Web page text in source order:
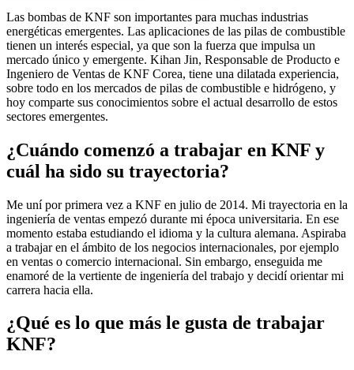
Las bombas de KNF son importantes para muchas industrias
energéticas emergentes. Las aplicaciones de las pilas de combustible
tienen un interés especial, ya que son la fuerza que impulsa un
mercado único y emergente. Kihan Jin, Responsable de Producto e
Ingeniero de Ventas de KNF Corea, tiene una dilatada experiencia,
sobre todo en los mercados de pilas de combustible e hidrógeno, y
hoy comparte sus conocimientos sobre el actual desarrollo de estos
sectores emergentes.
¿Cuándo comenzó a trabajar en KNF y
cuál ha sido su trayectoria?
Me uní por primera vez a KNF en julio de 2014. Mi trayectoria en la
ingeniería de ventas empezó durante mi época universitaria. En ese
momento estaba estudiando el idioma y la cultura alemana. Aspiraba
a trabajar en el ámbito de los negocios internacionales, por ejemplo
en ventas o comercio internacional. Sin embargo, enseguida me
enamoré de la vertiente de ingeniería del trabajo y decidí orientar mi
carrera hacia ella.
¿Qué es lo que más le gusta de trabajar
KNF?